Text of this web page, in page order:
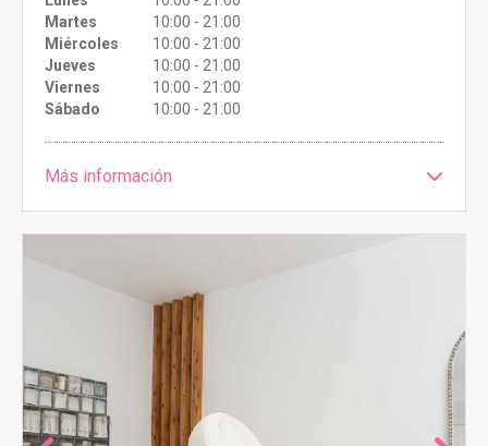
Martes
10:00 - 21:00
Miércoles
10:00 - 21:00
Jueves
10:00 - 21:00
Viernes
10:00 - 21:00
Sábado
10:00 - 21:00
Más información